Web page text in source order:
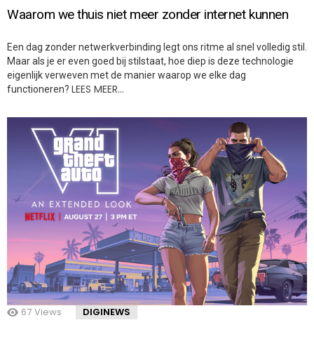
Waarom we thuis niet meer zonder internet kunnen
Een dag zonder netwerkverbinding legt ons ritme al snel volledig stil.
Maar als je er even goed bij stilstaat, hoe diep is deze technologie
eigenlijk verweven met de manier waarop we elke dag
functioneren? LEES MEER…
67 Views DIGINEWS